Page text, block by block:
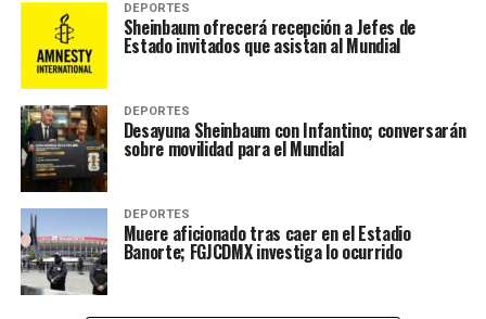
DEPORTES
Sheinbaum ofrecerá recepción a Jefes de
Estado invitados que asistan al Mundial
DEPORTES
Desayuna Sheinbaum con Infantino; conversarán
sobre movilidad para el Mundial
DEPORTES
Muere aficionado tras caer en el Estadio
Banorte; FGJCDMX investiga lo ocurrido